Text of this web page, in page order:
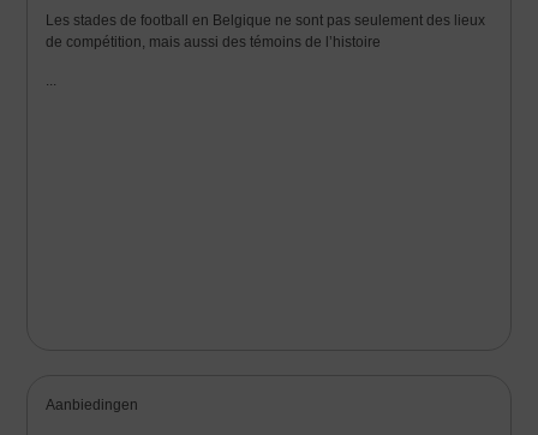
Les stades de football en Belgique ne sont pas seulement des lieux
de compétition, mais aussi des témoins de l’histoire
...
Aanbiedingen